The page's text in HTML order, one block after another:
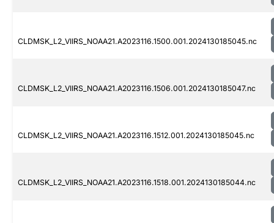
CLDMSK_L2_VIIRS_NOAA21.A2023116.1500.001.2024130185045.nc
CLDMSK_L2_VIIRS_NOAA21.A2023116.1506.001.2024130185047.nc
CLDMSK_L2_VIIRS_NOAA21.A2023116.1512.001.2024130185045.nc
CLDMSK_L2_VIIRS_NOAA21.A2023116.1518.001.2024130185044.nc